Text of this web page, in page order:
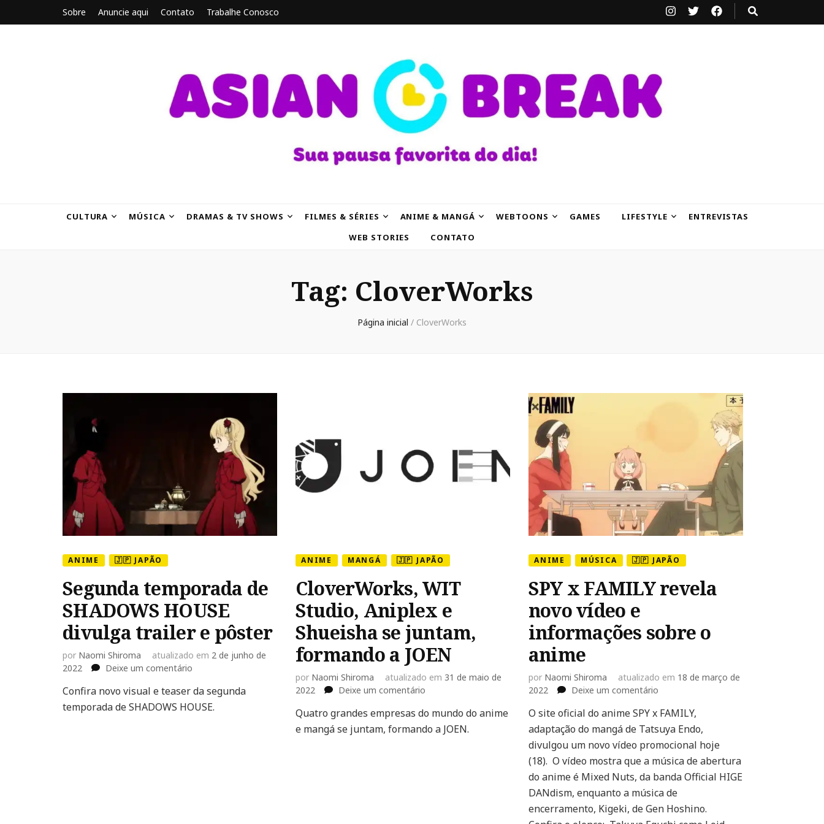
Sobre Anuncie aqui Contato Trabalhe Conosco
CULTURA MÚSICA DRAMAS & TV SHOWS FILMES & SÉRIES ANIME & MANGÁ WEBTOONS GAMES LIFESTYLE
ENTREVISTAS
WEB STORIES
CONTATO
Tag: CloverWorks
Página inicial / CloverWorks
ANIME 🇯🇵 JAPÃO
Segunda temporada de
SHADOWS HOUSE
divulga trailer e pôster
por Naomi Shiroma atualizado em 2 de junho de
2022
Deixe um comentário
temporada
de
Confira novo visual e teaser da segunda
temporada de SHADOWS HOUSE.
ANIME MANGÁ 🇯🇵 JAPÃO
CloverWorks, WIT
Studio, Aniplex e
Shueisha se juntam,
formando a JOEN
por Naomi Shiroma atualizado em 31 de maio de
2022
Deixe um comentárioem
WIT
Studio,
Quatro grandes empresas do mundo do anime
e mangá se juntam, formando a JOEN.
ANIME MÚSICA 🇯🇵 JAPÃO
SPY x FAMILY revela
novo vídeo e
informações sobre o
anime
por Naomi Shiroma atualizado em 18 de março de
2022
Deixe um comentárioem
x
FAMILY
revela
vídeo
e
informações
sobre
O site oficial do anime SPY x FAMILY,
adaptação do mangá de Tatsuya Endo,
divulgou um novo vídeo promocional hoje
(18). O vídeo mostra que a música de abertura
do anime é Mixed Nuts, da banda Official HIGE
DANdism, enquanto a música de
encerramento, Kigeki, de Gen Hoshino.